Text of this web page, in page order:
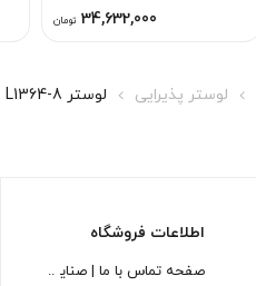
34,632,000 تومان
لوستر پذیرایی لوستر L1364-8 لوسترسازان
اطلاعات فروشگاه
صفحه تماس با ما | صنایع